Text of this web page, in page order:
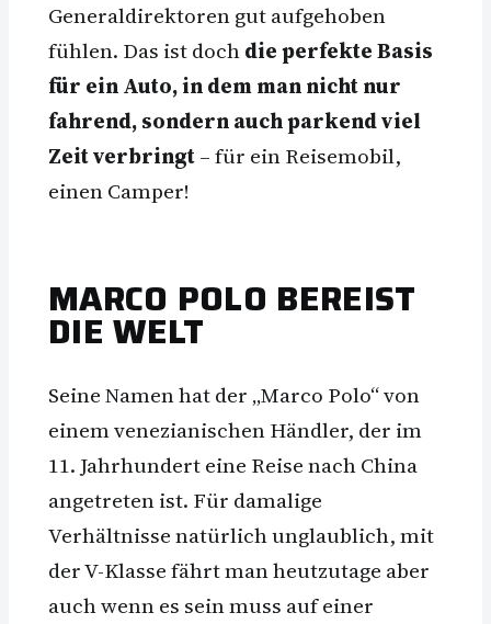
Generaldirektoren gut aufgehoben
fühlen. Das ist dochdie perfekte Basis
für ein Auto, in dem man nicht nur
fahrend, sondern auch parkend viel
Zeit verbringt– für ein Reisemobil,
einen Camper!
MARCO POLO BEREIST
DIE WELT
Seine Namen hat der „Marco Polo“ von
einem venezianischen Händler, der im
11. Jahrhundert eine Reise nach China
angetreten ist. Für damalige
Verhältnisse natürlich unglaublich, mit
der V-Klasse fährt man heutzutage aber
auch wenn es sein muss auf einer